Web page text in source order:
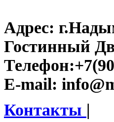
Адрес:
Гостинный
Телефон:
E-mail:
Контакты |